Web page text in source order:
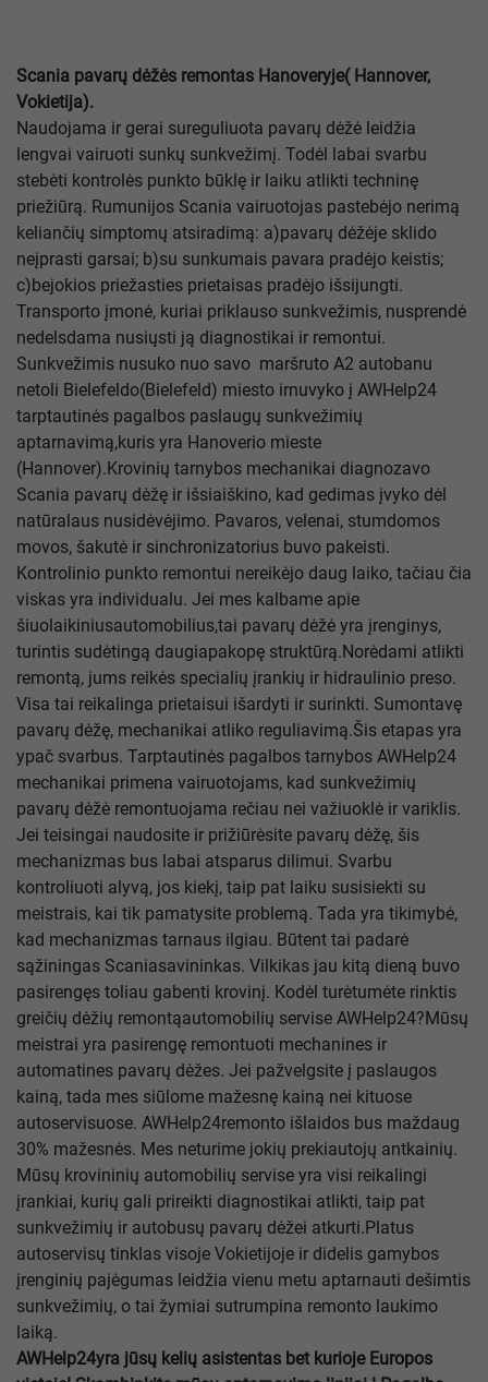
Scania pavarų dėžės remontas Hanoveryje( Hannover,
Vokietija).
Naudojama ir gerai sureguliuota pavarų dėžė leidžia
lengvai vairuoti sunkų sunkvežimį. Todėl labai svarbu
stebėti kontrolės punkto būklę ir laiku atlikti techninę
priežiūrą. Rumunijos Scania vairuotojas pastebėjo nerimą
keliančių simptomų atsiradimą: a)pavarų dėžėje sklido
neįprasti garsai; b)su sunkumais pavara pradėjo keistis;
c)bejokios priežasties prietaisas pradėjo išsijungti.
Transporto įmonė, kuriai priklauso sunkvežimis, nusprendė
nedelsdama nusiųsti ją diagnostikai ir remontui.
Sunkvežimis nusuko nuo savo maršruto A2 autobanu
netoli Bielefeldo(Bielefeld) miesto irnuvyko į AWHelp24
tarptautinės pagalbos paslaugų sunkvežimių
aptarnavimą,kuris yra Hanoverio mieste
(Hannover).Krovinių tarnybos mechanikai diagnozavo
Scania pavarų dėžę ir išsiaiškino, kad gedimas įvyko dėl
natūralaus nusidėvėjimo. Pavaros, velenai, stumdomos
movos, šakutė ir sinchronizatorius buvo pakeisti.
Kontrolinio punkto remontui nereikėjo daug laiko, tačiau čia
viskas yra individualu. Jei mes kalbame apie
šiuolaikiniusautomobilius,tai pavarų dėžė yra įrenginys,
turintis sudėtingą daugiapakopę struktūrą.Norėdami atlikti
remontą, jums reikės specialių įrankių ir hidraulinio preso.
Visa tai reikalinga prietaisui išardyti ir surinkti. Sumontavę
pavarų dėžę, mechanikai atliko reguliavimą.Šis etapas yra
ypač svarbus. Tarptautinės pagalbos tarnybos AWHelp24
mechanikai primena vairuotojams, kad sunkvežimių
pavarų dėžė remontuojama rečiau nei važiuoklė ir variklis.
Jei teisingai naudosite ir prižiūrėsite pavarų dėžę, šis
mechanizmas bus labai atsparus dilimui. Svarbu
kontroliuoti alyvą, jos kiekį, taip pat laiku susisiekti su
meistrais, kai tik pamatysite problemą. Tada yra tikimybė,
kad mechanizmas tarnaus ilgiau. Būtent tai padarė
sąžiningas Scaniasavininkas. Vilkikas jau kitą dieną buvo
pasirengęs toliau gabenti krovinį. Kodėl turėtumėte rinktis
greičių dėžių remontąautomobilių servise AWHelp24?Mūsų
meistrai yra pasirengę remontuoti mechanines ir
automatines pavarų dėžes. Jei pažvelgsite į paslaugos
kainą, tada mes siūlome mažesnę kainą nei kituose
autoservisuose. AWHelp24remonto išlaidos bus maždaug
30% mažesnės. Mes neturime jokių prekiautojų antkainių.
Mūsų krovininių automobilių servise yra visi reikalingi
įrankiai, kurių gali prireikti diagnostikai atlikti, taip pat
sunkvežimių ir autobusų pavarų dėžei atkurti.Platus
autoservisų tinklas visoje Vokietijoje ir didelis gamybos
įrenginių pajėgumas leidžia vienu metu aptarnauti dešimtis
sunkvežimių, o tai žymiai sutrumpina remonto laukimo
laiką.
AWHelp24yra jūsų kelių asistentas bet kurioje Europos